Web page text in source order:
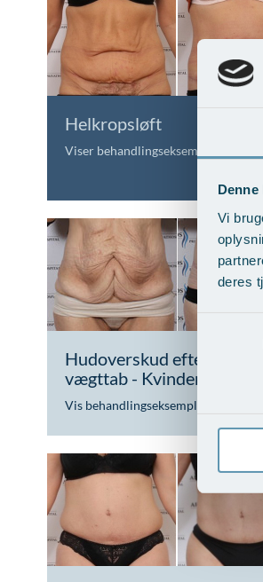
Vi
deres
Helkropsløft
Viser behandlingseksempler
Hudoverskud efter stort
vægttab - Kvinder
Vis behandlingseksempler